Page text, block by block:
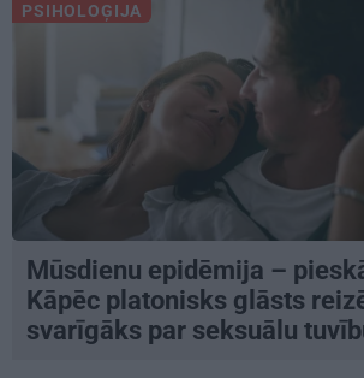
PSIHOLOĢIJA
Mūsdienu epidēmija –
Kāpēc platonisks glāsts
svarīgāks par seksuālu